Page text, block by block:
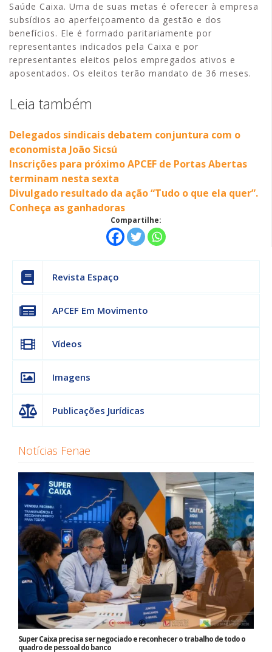
Saúde Caixa. Uma de suas metas é oferecer à empresa
subsídios ao aperfeiçoamento da gestão e dos
benefícios. Ele é formado paritariamente por
representantes indicados pela Caixa e por
representantes eleitos pelos empregados ativos e
aposentados. Os eleitos terão mandato de 36 meses.
Leia também
Delegados sindicais debatem conjuntura com o
economista João Sicsú
Inscrições para próximo APCEF de Portas Abertas
terminam nesta sexta
Divulgado resultado da ação “Tudo o que ela quer”.
Conheça as ganhadoras
Compartilhe:
Revista Espaço
APCEF Em Movimento
Vídeos
Imagens
Publicações Jurídicas
Notícias Fenae
Super Caixa precisa ser negociado e reconhecer o trabalho de todo o
quadro de pessoal do banco